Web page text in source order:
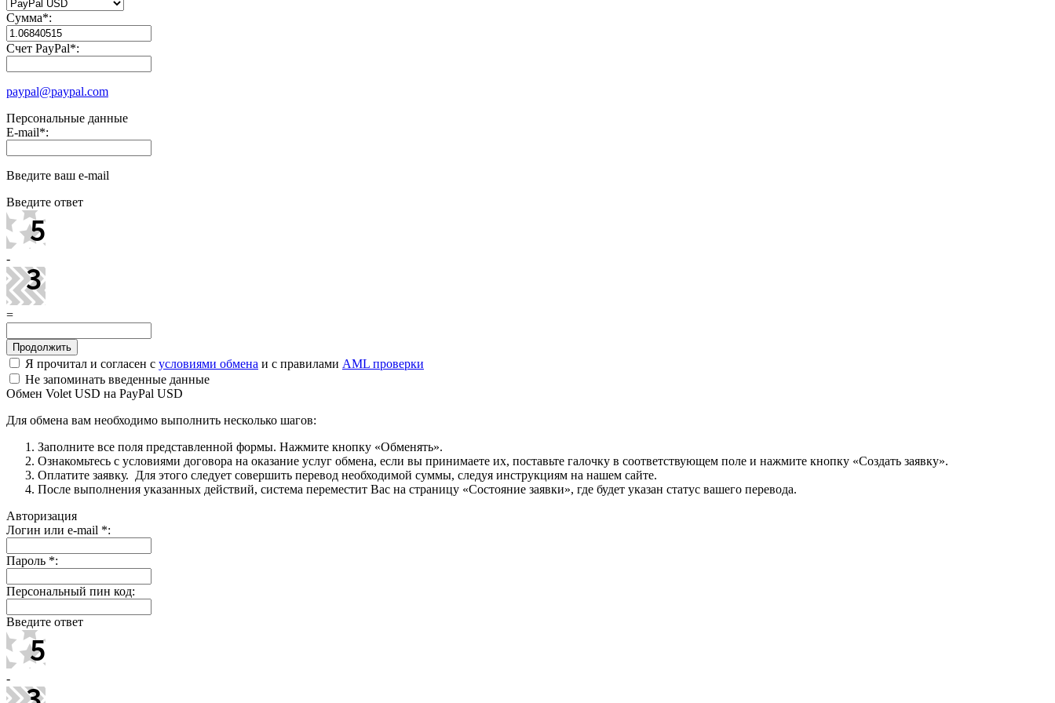
Сумма*:
Счет PayPal*:
paypal@paypal.com
Персональные данные
E-mail*:
Введите ваш e-mail
Введите ответ
-
=
Я прочитал и согласен с условиями обмена и с правилами AML проверки
Не запоминать введенные данные
Обмен Volet USD на PayPal USD
Для обмена вам необходимо выполнить несколько шагов:
Заполните все поля представленной формы. Нажмите кнопку «Обменять».
Ознакомьтесь с условиями договора на оказание услуг обмена, если вы принимаете их, поставьте галочку в соответствующем поле и нажмите кнопку «Создать заявку».
Оплатите заявку. Для этого следует совершить перевод необходимой суммы, следуя инструкциям на нашем сайте.
После выполнения указанных действий, система переместит Вас на страницу «Состояние заявки», где будет указан статус вашего перевода.
Авторизация
Логин или e-mail *:
Пароль *:
Персональный пин код:
Введите ответ
-